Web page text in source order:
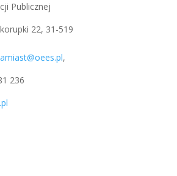
Publicznej
22, 31-519
,
236